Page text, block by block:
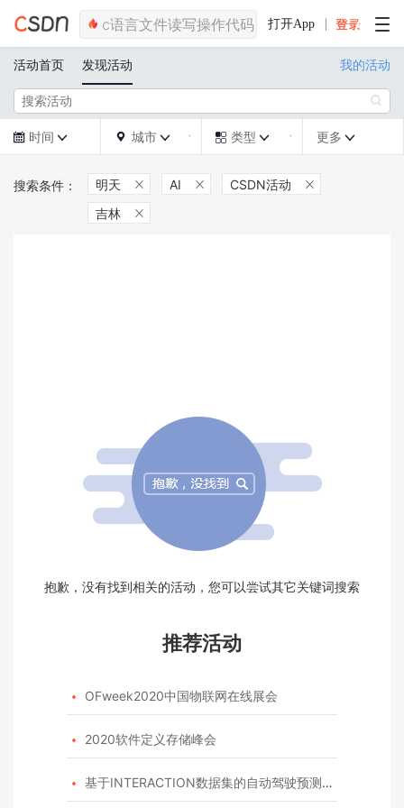
打开App
活动首页 发现活动 我的活动

 时间   城市   类型  更多 
明天  AI  CSDN活动 
吉林 
抱歉，没有找到相关的活动，您可以尝试其它关键词搜索
推荐活动
 OFweek2020中国物联网在线展会
 2020软件定义存储峰会
 基于INTERACTION数据集的自动驾驶预测模型挑战赛